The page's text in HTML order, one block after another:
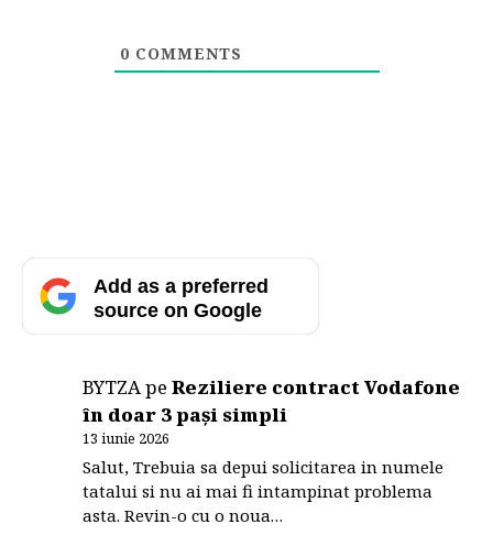
0 COMMENTS
Add as a preferred
source on Google
BYTZApeReziliere contract Vodafone
în doar 3 pași simpli
13 iunie 2026
Salut, Trebuia sa depui solicitarea in numele
tatalui si nu ai mai fi intampinat problema
asta. Revin-o cu o noua…